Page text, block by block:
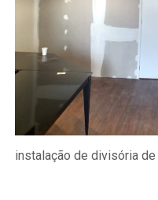
instalação de divisória de